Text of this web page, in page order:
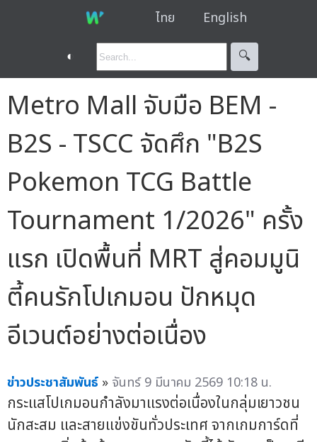
ไทย English
◐ 🔍︎
Metro Mall จับมือ BEM -
B2S - TSCC จัดศึก "B2S
Pokemon TCG Battle
Tournament 1/2026" ครั้ง
แรก เปิดพื้นที่ MRT สู่คอมมูนิ
ตี้คนรักโปเกมอน ปักหมุด
อีเวนต์อย่างต่อเนื่อง
ข่าวประชาสัมพันธ์ » จันทร์ 9 มีนาคม 2569 10:18 น.
กระแสโปเกมอนกำลังมาแรงต่อเนื่องในกลุ่มเยาวชน
นักสะสม และสายแข่งขันทั่วประเทศ จากเกมการ์ดที่